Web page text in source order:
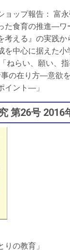
ップ報告： 富
た食育の推進―ワ
考える』の実践
を中心に据えた小
ねらい、願い、
の在り方―意欲
イント―」
第26号 2016
の教育」